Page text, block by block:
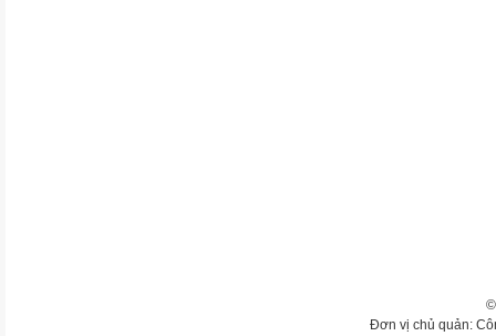
Đơn vị chủ quản: